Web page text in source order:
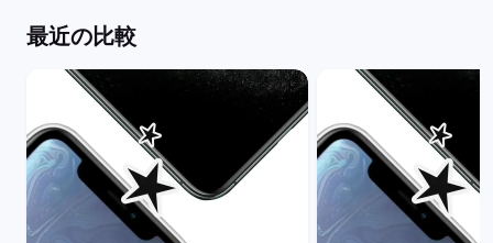
最近の比較